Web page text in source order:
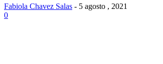
Fabiola Chavez Salas - 5 agosto , 2021
0